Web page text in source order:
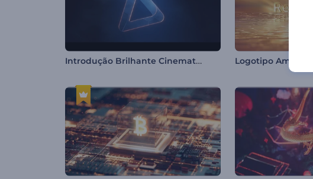
Introdução Brilhante Cinematográfica